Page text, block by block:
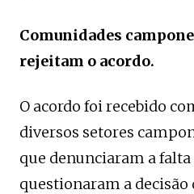
Comunidades
rejeitam o acordo.
O acordo foi recebido
diversos setores
que denunciaram a falta
questionaram a decisão